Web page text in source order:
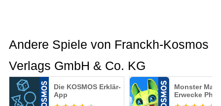
Andere Spiele von Franckh-Kosmos
Verlags GmbH & Co. KG
Die KOSMOS Erklär-
App
Monster
Erwecke